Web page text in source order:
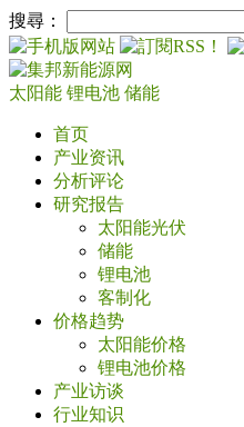
搜尋：
太阳能 锂电池 储能
首页
产业资讯
分析评论
研究报告
太阳能光伏
储能
锂电池
客制化
价格趋势
太阳能价格
锂电池价格
产业访谈
行业知识